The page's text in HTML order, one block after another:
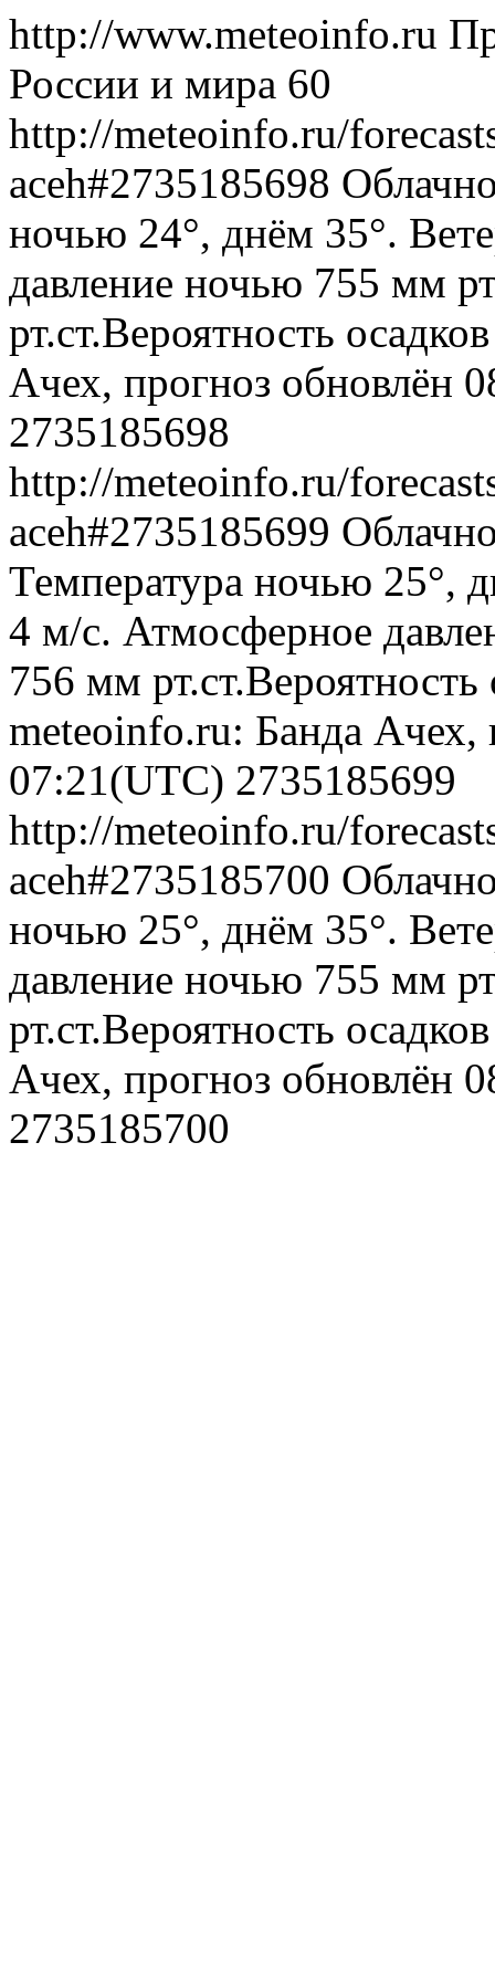
http://www.meteoinfo.ru
России и мира 60
http://meteoinfo.ru/
aceh#2735185698
ночью 24°, днём 35°.
давление ночью 755 мм
рт.ст.Вероятность
Ачех, прогноз обновлён
2735185698
http://meteoinfo.ru/
aceh#2735185699
Температура ночью 25°,
4 м/с. Атмосферное
756 мм рт.ст.Вероятность
meteoinfo.ru: Банда Ачех,
07:21(UTC) 2735185699
http://meteoinfo.ru/
aceh#2735185700
ночью 25°, днём 35°.
давление ночью 755 мм
рт.ст.Вероятность
Ачех, прогноз обновлён
2735185700